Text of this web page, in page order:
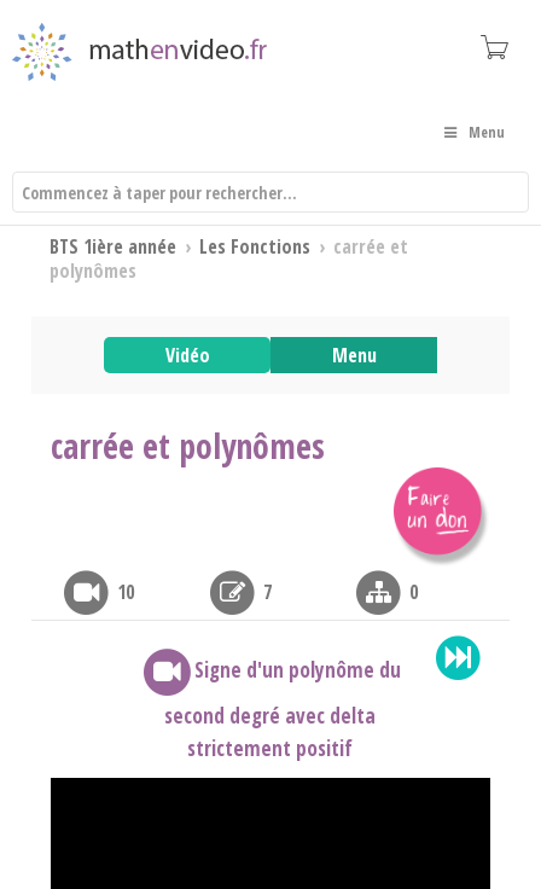
Menu
BTS 1ière année › Les Fonctions › carrée et
polynômes
Vidéo Menu
carrée et polynômes
10 7 0
Signe d'un polynôme du
second degré avec delta
strictement positif